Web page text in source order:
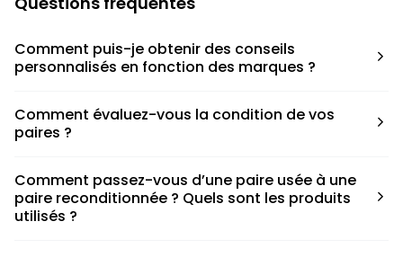
Comment puis-je obtenir des conseils
personnalisés en fonction des marques ?
pour déterminer la taille appropriée, que ce soit une taille
en dessous, au-dessus ou correspondant à votre taille
Comment évaluez-vous la condition de vos
paires ?
défauts spécifiques de chaque paire.
Comment passez-vous d’une paire usée à une
paire reconditionnée ? Quels sont les produits
utilisés ?